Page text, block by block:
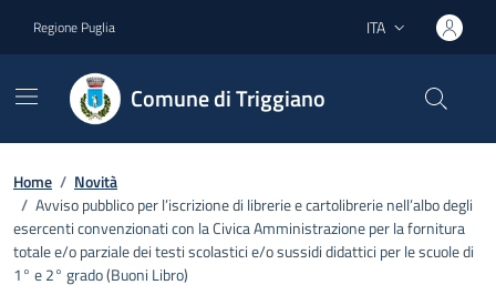
Regione Puglia Lingua attiva:
ITA
Comune di Triggiano
Home / Novità
/ Avviso pubblico per l’iscrizione di librerie e cartolibrerie nell’albo degli
esercenti convenzionati con la Civica Amministrazione per la fornitura
totale e/o parziale dei testi scolastici e/o sussidi didattici per le scuole di
1° e 2° grado (Buoni Libro)